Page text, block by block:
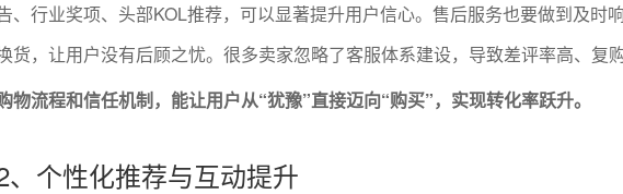
、行业奖项、头部KOL推荐，可以显著提升用户信心。售后服务也要做到及时
货，让用户没有后顾之忧。很多卖家忽略了客服体系建设，导致差评率高、复购
物流程和信任机制，能让用户从“犹豫”直接迈向“购买”，实现转化率跃升。
、个性化推荐与互动提升